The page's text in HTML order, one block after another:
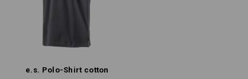
Nicht bleichen
Kalt bügeln
e.s. Polo-Shirt cotton